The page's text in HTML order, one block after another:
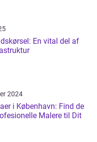
En vital del af
2024
i København: Find de
Malere til Dit